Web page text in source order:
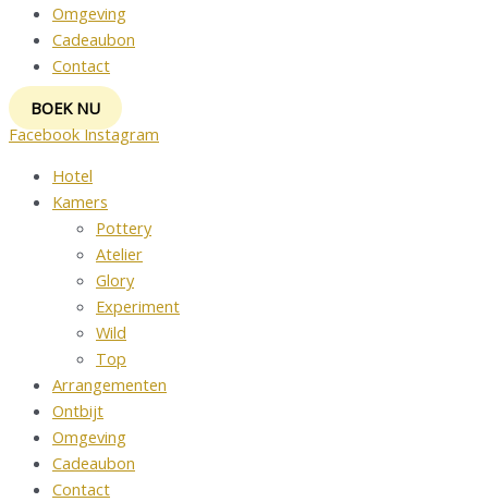
Omgeving
Cadeaubon
Contact
BOEK NU
Facebook Instagram
Hotel
Kamers
Pottery
Atelier
Glory
Experiment
Wild
Top
Arrangementen
Ontbijt
Omgeving
Cadeaubon
Contact